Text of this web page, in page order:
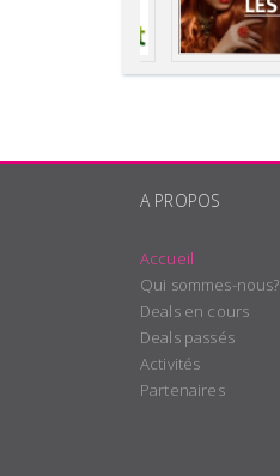
A PROPOS
Accueil
Qui sommes-nous?
Deals en cours
Deals passés
Activités
Partenaires